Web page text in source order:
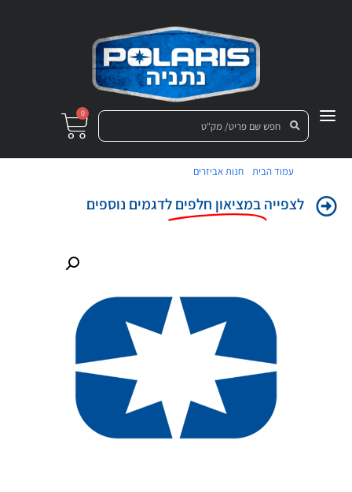
0
עמוד הבית חנות אביזרים
לצפייהבמציאון חלפים לדגמים נוספים